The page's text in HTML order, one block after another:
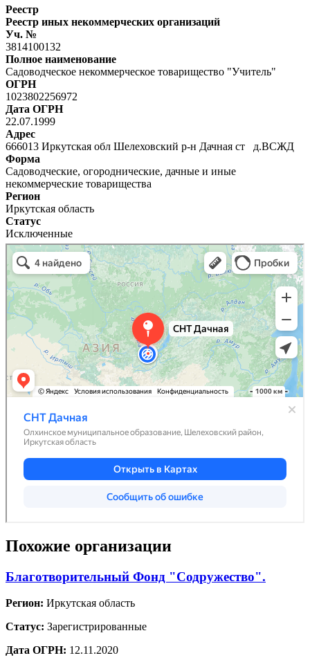
Реестр
Реестр иных некоммерческих организаций
Уч. №
3814100132
Полное наименование
Садоводческое некоммерческое товарищество "Учитель"
ОГРН
1023802256972
Дата ОГРН
22.07.1999
Адрес
666013 Иркутская обл Шелеховский р-н Дачная ст д.ВСЖД
Форма
Садоводческие, огороднические, дачные и иные
некоммерческие товарищества
Регион
Иркутская область
Статус
Исключенные
Похожие организации
Благотворительный Фонд "Содружество".
Регион: Иркутская область
Статус: Зарегистрированные
Дата ОГРН: 12.11.2020